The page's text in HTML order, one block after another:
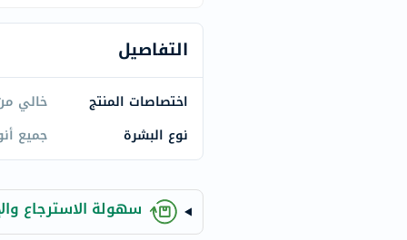
naturals
aveeno
freestylelibre
cetaphil
CHalpha
cerave
mustela
celimax
التفاصيل
اختصاصات المنتج
خالي
نوع البشرة
جميع
سهولة الاسترجاع